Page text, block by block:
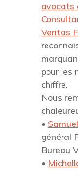
avocats
Veritas
pour les
chiffre.
Nous
•
général
Bureau
•